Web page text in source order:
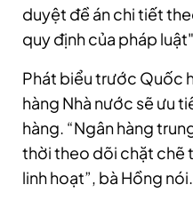
duyệt đề án chi tiết
quy định của pháp
Phát biểu trước Quốc
hàng Nhà nước sẽ ưu
hàng. “Ngân hàng
thời theo dõi chặt chẽ
linh hoạt”, bà Hồng nói.